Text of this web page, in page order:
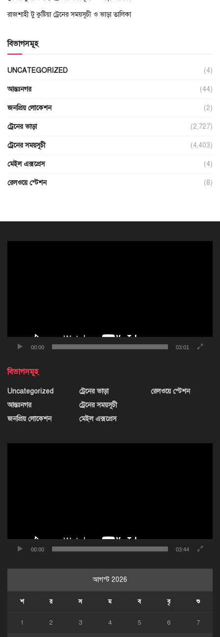
রাজশাহী টু কুষ্টিয়া ট্রেনের সময়সূচী ও ভাড়া তালিকা
বিভাগসমূহ
UNCATEGORIZED (4)
আন্তঃনগর (44)
জনপ্রিয় লোকেশন (2)
ট্রেনের ভাড়া (2,727)
ট্রেনের সময়সূচী (4,403)
মেইল এক্সপ্রেস (4)
রেলওয়ে স্টেশন (8)
00:00 03:01
বিভাগসমূহ
Uncategorized
আন্তঃনগর
জনপ্রিয় লোকেশন
ট্রেনের ভাড়া
ট্রেনের সময়সূচী
মেইল এক্সপ্রেস
রেলওয়ে স্টেশন
00:00 03:44
আগস্ট 2026
শ র স ম ব বৃ শু
1 2 3 4 5 6 7